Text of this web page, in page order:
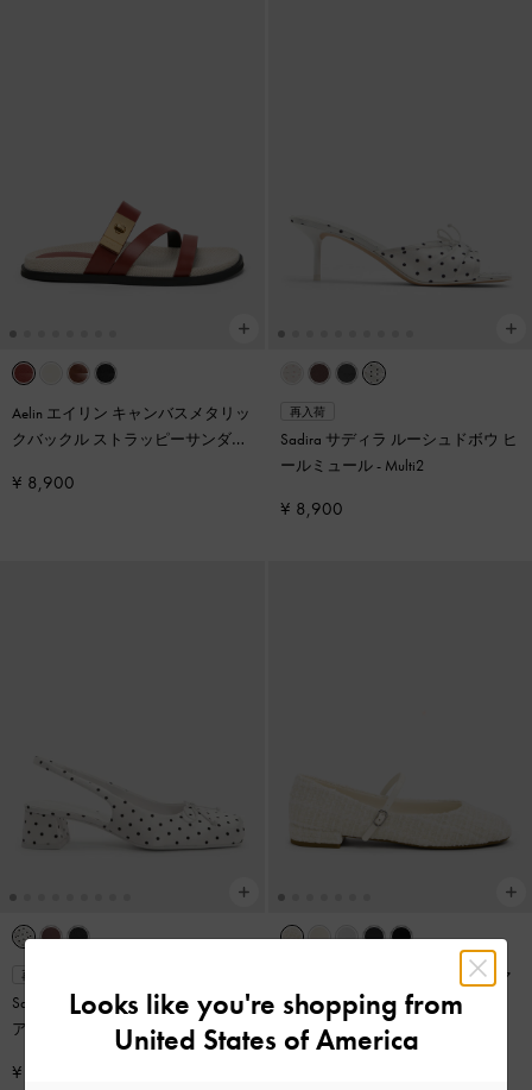
Aelin エイリン キャンバスメタリッ
クバックル ストラッピーサンダル
¥ 8,900
再入荷
Sadira サディラ ルーシュドボウ ヒ
ールミュール- Multi2
¥ 8,900
再入荷
Sadira サディラ サテン ボウスクエ
アトゥ スリングバックパンプス
¥ 8,900
ラウンドトゥ メリージェーン
マ
ルチ
¥ 8,900
Looks like you're shopping from
United States of America